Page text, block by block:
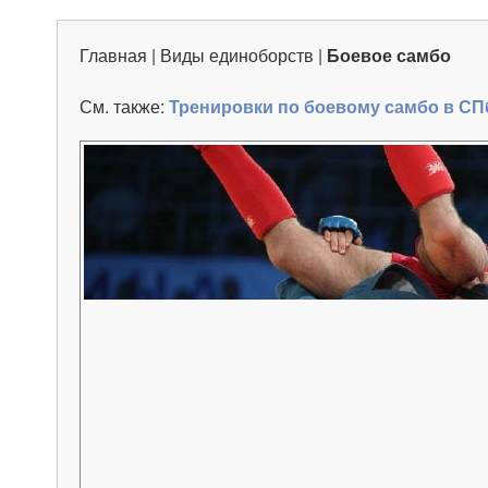
Главная | Виды единоборств | Боевое самбо
См. также: Тренировки по боевому самбо в